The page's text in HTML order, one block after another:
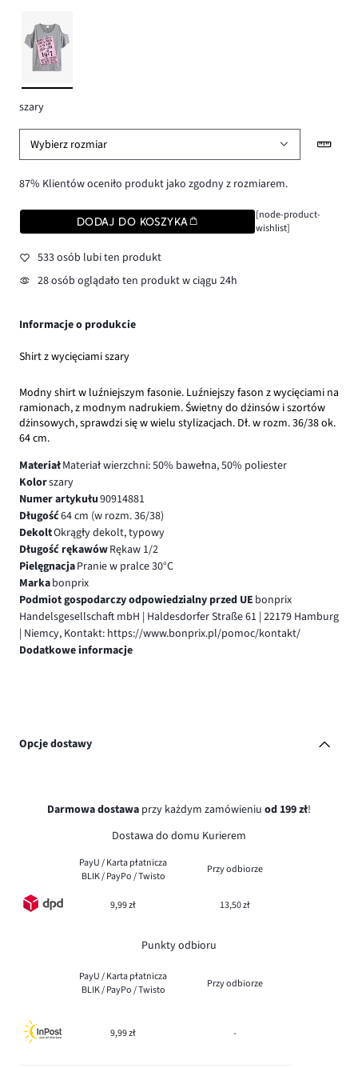
szary
Wybierz rozmiar
87% Klientów oceniło produkt jako zgodny z rozmiarem.
DODAJ DO KOSZYKA
[node-product-
wishlist]
533 osób lubi ten produkt
28 osób oglądało ten produkt w ciągu 24h
Informacje o produkcie
Shirt z wycięciami szary
Modny shirt w luźniejszym fasonie. Luźniejszy fason z wycięciami na
ramionach, z modnym nadrukiem. Świetny do dżinsów i szortów
dżinsowych, sprawdzi się w wielu stylizacjach. Dł. w rozm. 36/38 ok.
64 cm.
MateriałMateriał wierzchni: 50% bawełna, 50% poliester
Kolorszary
Numer artykułu90914881
Długość64 cm (w rozm. 36/38)
DekoltOkrągły dekolt, typowy
Długość rękawówRękaw 1/2
PielęgnacjaPranie w pralce 30°C
Markabonprix
Podmiot gospodarczy odpowiedzialny przed UE bonprix
Handelsgesellschaft mbH | Haldesdorfer Straße 61 | 22179 Hamburg
| Niemcy, Kontakt: https://www.bonprix.pl/pomoc/kontakt/
Dodatkowe informacje
Opcje dostawy
Darmowa dostawa przy każdym zamówieniu od 199 zł!
Dostawa do domu Kurierem
PayU / Karta płatnicza
BLIK / PayPo / Twisto
Przy odbiorze
9,99 zł 13,50 zł
Punkty odbioru
PayU / Karta płatnicza
BLIK / PayPo / Twisto
Przy odbiorze
9,99 zł -